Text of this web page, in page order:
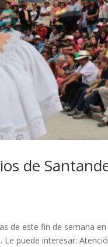
de
de este fin de semana
puede interesar: